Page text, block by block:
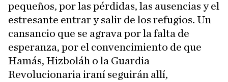
pequeños, por las pérdidas, las ausencias y el
estresante entrar y salir de los refugios. Un
cansancio que se agrava por la falta de
esperanza, por el convencimiento de que
Hamás, Hizboláh o la Guardia
Revolucionaria iraní seguirán allí,